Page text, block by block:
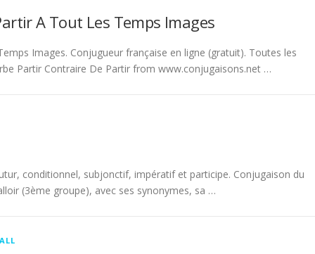
A Tout Les Temps Images
Images. Conjugueur française en ligne (gratuit). Toutes les
Partir Contraire De Partir from www.conjugaisons.net …
conditionnel, subjonctif, impératif et participe. Conjugaison du
(3ème groupe), avec ses synonymes, sa …
ALL